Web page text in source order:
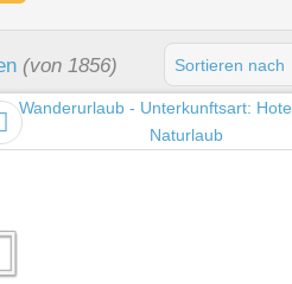
(von 1856) Sortieren nach